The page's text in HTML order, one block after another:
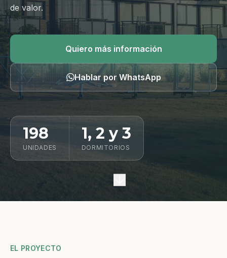
Hablar por WhatsApp
de valor.
Quiero más información
Hablar por WhatsApp
198
UNIDADES
1, 2 y 3
DORMITORIOS
EL PROYECTO